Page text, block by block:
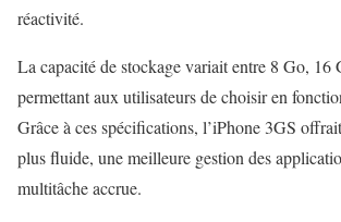
réactivité.
La capacité de stockage variait entre 8 Go, 16
permettant aux utilisateurs de choisir en
Grâce à ces spécifications, l’iPhone 3GS
plus fluide, une meilleure gestion des
multitâche accrue.